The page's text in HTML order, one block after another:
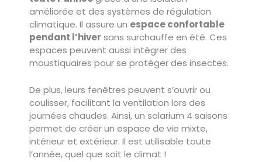
améliorée et des systèmes de régulation
climatique. Il assure un espace confortable
pendant l’hiver sans surchauffe en été. Ces
espaces peuvent aussi intégrer des
moustiquaires pour se protéger des insectes.
De plus, leurs fenêtres peuvent s’ouvrir ou
coulisser, facilitant la ventilation lors des
journées chaudes. Ainsi, un solarium 4 saisons
permet de créer un espace de vie mixte,
intérieur et extérieur. Il est utilisable toute
l’année, quel que soit le climat !